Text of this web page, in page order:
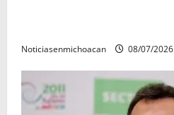
Noticiasenmichoacan 08/07/2026